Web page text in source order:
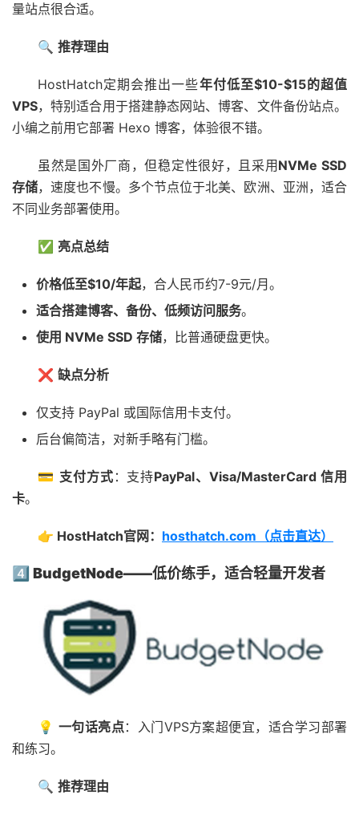
量站点很合适。
🔍 推荐理由
HostHatch定期会推出一些年付低至$10-$15的超值
VPS，特别适合用于搭建静态网站、博客、文件备份站点。
小编之前用它部署 Hexo 博客，体验很不错。
虽然是国外厂商，但稳定性很好，且采用 NVMe SSD
存储，速度也不慢。多个节点位于北美、欧洲、亚洲，适合
不同业务部署使用。
✅ 亮点总结
价格低至$10/年起，合人民币约7-9元/月。
适合搭建博客、备份、低频访问服务。
使用 NVMe SSD 存储，比普通硬盘更快。
❌ 缺点分析
仅支持 PayPal 或国际信用卡支付。
后台偏简洁，对新手略有门槛。
💳 支付方式 ：支持PayPal、Visa/MasterCard 信用
卡。
👉 HostHatch官网： hosthatch.com（点击直达）
4️⃣ BudgetNode——低价练手，适合轻量开发者
💡 一句话亮点：入门VPS方案超便宜，适合学习部署
和练习。
🔍 推荐理由